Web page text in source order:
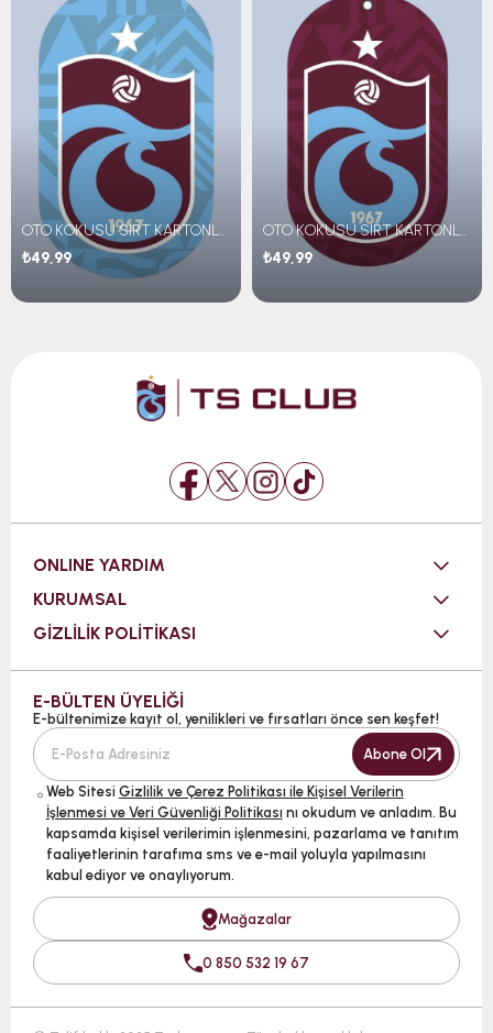
OTO KOKUSU SIRT KARTONLU BLACK ICE
₺49,99
OTO KOKUSU SIRT KARTONLU RAIN
₺49,99
ONLINE YARDIM
KURUMSAL
GİZLİLİK POLİTİKASI
E-BÜLTEN ÜYELİĞİ
E-bültenimize kayıt ol, yenilikleri ve fırsatları önce sen keşfet!
Abone Ol
Web Sitesi Gizlilik ve Çerez Politikası ile Kişisel Verilerin
İşlenmesi ve Veri Güvenliği Politikası nı okudum ve anladım. Bu
kapsamda kişisel verilerimin işlenmesini, pazarlama ve tanıtım
faaliyetlerinin tarafıma sms ve e-mail yoluyla yapılmasını
kabul ediyor ve onaylıyorum.
Mağazalar
0 850 532 19 67